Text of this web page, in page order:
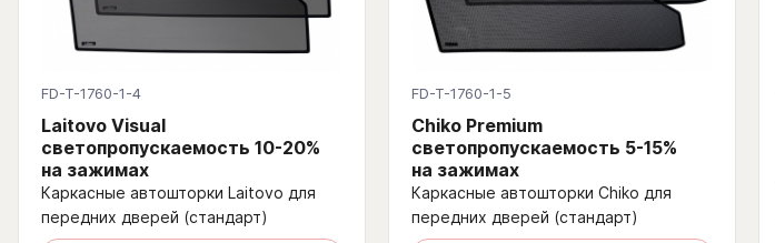
FD-T-1760-1-4
Laitovo Visual
светопропускаемость 10-20%
на зажимах
Каркасные автошторки Laitovo для
передних дверей (стандарт)
FD-T-1760-1-5
Chiko Premium
светопропускаемость 5-15%
на зажимах
Каркасные автошторки Chiko для
передних дверей (стандарт)